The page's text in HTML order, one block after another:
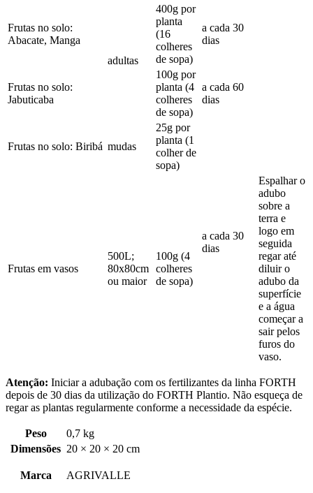
Frutas no solo:
Abacate, Manga
adultas
400g por
planta
(16
colheres
de sopa)
a cada 30
dias
Frutas no solo:
Jabuticaba
100g por
planta (4
colheres
de sopa)
a cada 60
dias
Frutas no solo: Biribá mudas
25g por
planta (1
colher de
sopa)
a cada 30
dias
Frutas em vasos
500L;
80x80cm
ou maior
100g (4
colheres
de sopa)
Espalhar o
adubo
sobre a
terra e
logo em
seguida
regar até
diluir o
adubo da
superfície
e a água
começar a
sair pelos
furos do
vaso.
Atenção: Iniciar a adubação com os fertilizantes da linha FORTH
depois de 30 dias da utilização do FORTH Plantio. Não esqueça de
regar as plantas regularmente conforme a necessidade da espécie.
Peso
0,7 kg
Dimensões 20 × 20 × 20 cm
Marca AGRIVALLE